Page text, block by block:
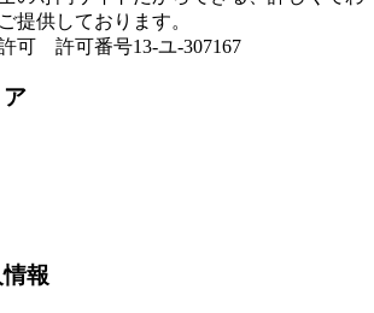
提供しております。
可 許可番号13-ユ-307167
報